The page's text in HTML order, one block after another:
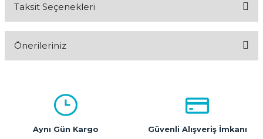
Taksit Seçenekleri
Önerileriniz
kullanarak tarafımıza iletebilirsiniz.
Görüş ve önerileriniz için teşekkür ederiz.
Aynı Gün Kargo Güvenli Alışveriş İmkanı